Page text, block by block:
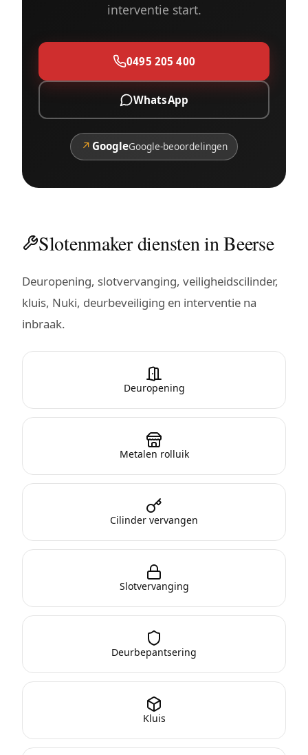
interventie start.
0495 205 400
WhatsApp
↗ GoogleGoogle-beoordelingen
Slotenmaker diensten in Beerse
Deuropening, slotvervanging, veiligheidscilinder,
kluis, Nuki, deurbeveiliging en interventie na
inbraak.
Deuropening
Metalen rolluik
Cilinder vervangen
Slotvervanging
Deurbepantsering
Kluis